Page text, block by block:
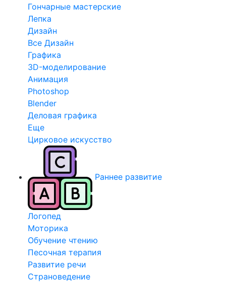
Гончарные мастерские
Лепка
Дизайн
Все Дизайн
Графика
3D-моделирование
Анимация
Photoshop
Blender
Деловая графика
Еще
Цирковое искусство
Раннее развитие
Логопед
Моторика
Обучение чтению
Песочная терапия
Развитие речи
Страноведение